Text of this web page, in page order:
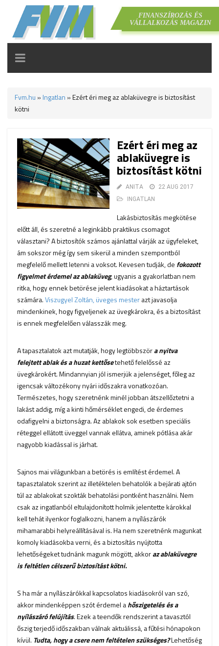
FINANSZÍROZÁS ÉS
VÁLLALKOZÁS MAGAZIN
TOGGLE
NAVIGATION
Fvm.hu » Ingatlan »Ezért éri meg az ablaküvegre is biztosítást
kötni
Ezért éri meg az
ablaküvegre is
biztosítást kötni
ANITA
22 AUG 2017
INGATLAN
Lakásbiztosítás megkötése
előtt áll, és szeretné a leginkább praktikus csomagot
választani? A biztosítók számos ajánlattal várják az ügyfeleket,
ám sokszor még így sem sikerül a minden szempontból
megfelelő mellett letenni a voksot. Kevesen tudják, de fokozott
figyelmet érdemel az ablaküveg, ugyanis a gyakorlatban nem
ritka, hogy ennek betörése jelent kiadásokat a háztartások
számára.Viszugyel Zoltán, üveges mesterazt javasolja
mindenkinek, hogy figyeljenek az üvegkárokra, és a biztosítást
is ennek megfelelően válasszák meg.
A tapasztalatok azt mutatják, hogy legtöbbszöra nyitva
felejtett ablak és a huzat kettősetehető felelőssé az
üvegkárokért. Mindannyian jól ismerjük a jelenséget, főleg az
igencsak változékony nyári időszakra vonatkozóan.
Természetes, hogy szeretnénk minél jobban átszellőztetni a
lakást addig, míg a kinti hőmérséklet engedi, de érdemes
odafigyelni a biztonságra. Az ablakok sok esetben speciális
réteggel ellátott üveggel vannak ellátva, aminek pótlása akár
nagyobb kiadással is járhat.
Sajnos mai világunkban a betörés is említést érdemel. A
tapasztalatok szerint az illetéktelen behatolók a bejárati ajtón
túl az ablakokat szokták behatolási pontként használni. Nem
csak az ingatlanból eltulajdonított holmik jelentette károkkal
kell tehát ilyenkor foglalkozni, hanem a nyílászárók
mihamarabbi helyreállításával is. Ha nem szeretnénk magunkat
komoly kiadásokba verni, és a biztosítás nyújtotta
lehetőségeket tudnánk magunk mögött, akkoraz ablaküvegre
is feltétlen célszerű biztosítást kötni.
S ha már a nyílászárókkal kapcsolatos kiadásokról van szó,
akkor mindenképpen szót érdemel ahőszigetelés és a
nyílászáró felújítás. Ezek a teendők rendszerint a tavasztól
őszig terjedő időszakban válnak aktuálissá, a fűtési hónapokon
kívül. Tudta, hogy a csere nem feltételen szükséges?Lehetőség